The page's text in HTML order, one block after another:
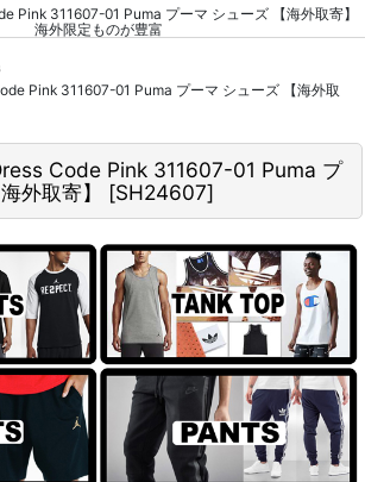
Pink 311607-01 Puma プーマ シューズ 【海外取寄】
海外限定ものが豊富
Pink 311607-01 Puma プーマ シューズ 【海外取
Code Pink 311607-01 Puma プ
外取寄】
[SH24607]